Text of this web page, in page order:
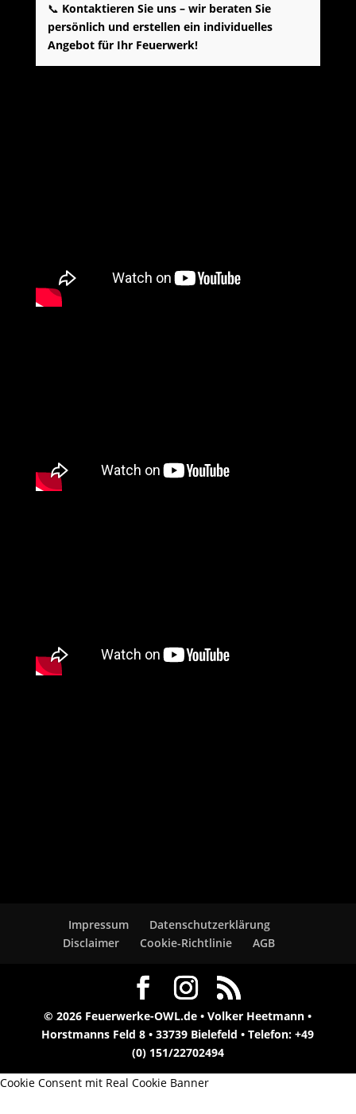
📞 Kontaktieren Sie uns – wir beraten Sie
persönlich und erstellen ein individuelles
Angebot für Ihr Feuerwerk!
Impressum
Datenschutzerklärung
Disclaimer
Cookie-Richtlinie AGB
© 2026 Feuerwerke-OWL.de • Volker Heetmann •
Horstmanns Feld 8 • 33739 Bielefeld • Telefon: +49
(0) 151/22702494
Cookie Consent mit Real Cookie Banner